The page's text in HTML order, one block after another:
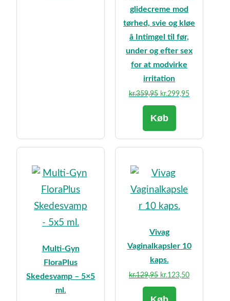
glidecreme mod
tørhed, svie og kløe
â Intimgel til før,
under og efter sex
for at modvirke
irritation
kr.359,95 Den
oprindelige
pris
kr.359,95.
kr.299,95Den
kr.299,95.
Køb
Multi-Gyn
FloraPlus
Skedesvamp – 5×5
ml.
Vivag
Vaginalkapsler 10
kaps.
kr.129,95 Den
oprindelige
pris
kr.123,50Den